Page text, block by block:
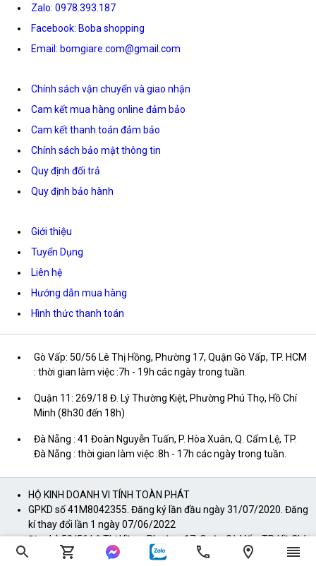
Zalo: 0978.393.187
Facebook: Boba shopping
Email: bomgiare.com@gmail.com
Chính sách vận chuyển và giao nhận
Cam kết mua hàng online đảm bảo
Cam kết thanh toán đảm bảo
Chính sách bảo mật thông tin
Quy định đổi trả
Quy định bảo hành
Giới thiệu
Tuyển Dụng
Liên hệ
Hướng dẫn mua hàng
Hình thức thanh toán
Gò Vấp: 50/56 Lê Thị Hồng, Phường 17, Quận Gò Vấp, TP. HCM
: thời gian làm việc :7h - 19h các ngày trong tuần.
Quận 11: 269/18 Đ. Lý Thường Kiệt, Phường Phú Thọ, Hồ Chí
Minh (8h30 đến 18h)
Đà Nẵng : 41 Đoàn Nguyễn Tuấn, P. Hòa Xuân, Q. Cẩm Lệ, TP.
Đà Nẵng : thời gian làm việc :8h - 17h các ngày trong tuần.
HỘ KINH DOANH VI TÍNH TOÀN PHÁT
GPKD số 41M8042355. Đăng ký lần đầu ngày 31/07/2020. Đăng
kí thay đổi lần 1 ngày 07/06/2022
Địa chỉ: 50/56 Lê Thị Hồng, Phường 17, Quận Gò Vấp, TP. Hồ Chí